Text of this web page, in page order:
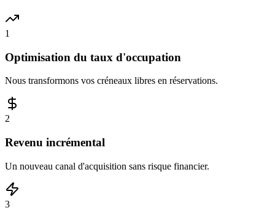
1
Optimisation du taux d'occupation
Nous transformons vos créneaux libres en réservations.
2
Revenu incrémental
Un nouveau canal d'acquisition sans risque financier.
3